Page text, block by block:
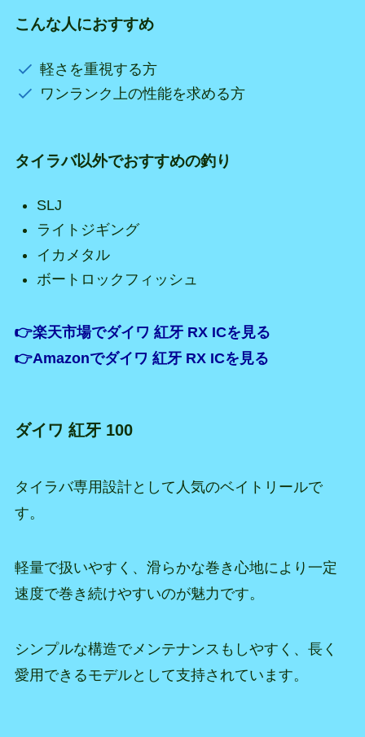
こんな人におすすめ
軽さを重視する方
ワンランク上の性能を求める方
タイラバ以外でおすすめの釣り
SLJ
ライトジギング
イカメタル
ボートロックフィッシュ
👉楽天市場でダイワ 紅牙 RX ICを見る
👉Amazonでダイワ 紅牙 RX ICを見る
ダイワ 紅牙 100
タイラバ専用設計として人気のベイトリールで
す。
軽量で扱いやすく、滑らかな巻き心地により一定
速度で巻き続けやすいのが魅力です。
シンプルな構造でメンテナンスもしやすく、長く
愛用できるモデルとして支持されています。